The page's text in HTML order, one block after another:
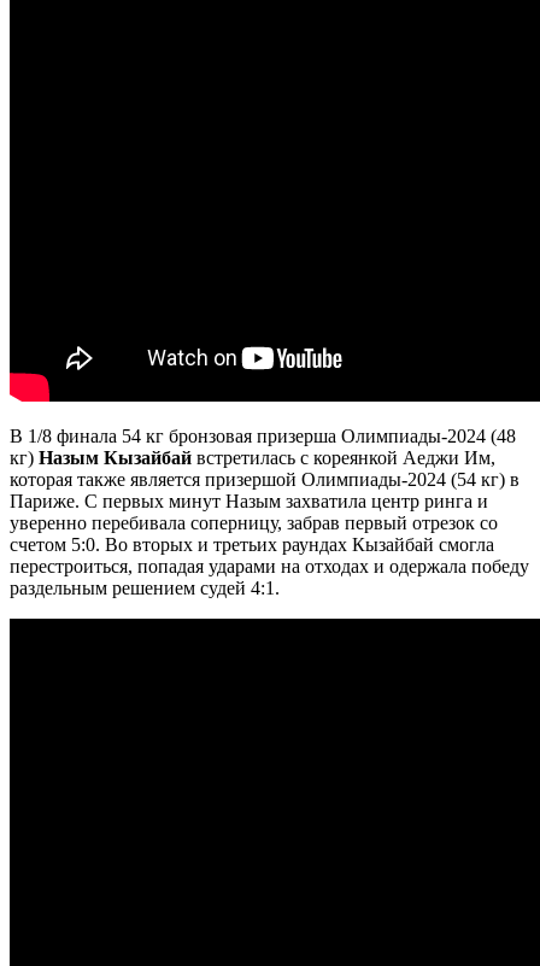
В 1/8 финала 54 кг бронзовая призерша Олимпиады-2024 (48
кг) Назым Кызайбай встретилась с кореянкой Аеджи Им,
которая также является призершой Олимпиады-2024 (54 кг) в
Париже. С первых минут Назым захватила центр ринга и
уверенно перебивала соперницу, забрав первый отрезок со
счетом 5:0. Во вторых и третьих раундах Кызайбай смогла
перестроиться, попадая ударами на отходах и одержала победу
раздельным решением судей 4:1.